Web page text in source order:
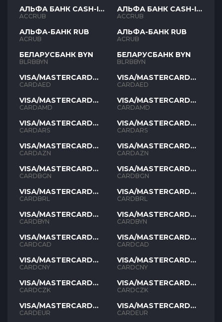
АЛЬФА БАНК CASH-IN
RUB
ACCRUB
АЛЬФА-БАНК RUB
ACRUB
БЕЛАРУСБАНК BYN
BLRBBYN
VISA/MASTERCARD
AED
CARDAED
VISA/MASTERCARD
AMD
CARDAMD
VISA/MASTERCARD
ARS
CARDARS
VISA/MASTERCARD
AZN
CARDAZN
VISA/MASTERCARD
BGN
CARDBGN
VISA/MASTERCARD
BRL
CARDBRL
VISA/MASTERCARD
BYN
CARDBYN
VISA/MASTERCARD
CAD
CARDCAD
VISA/MASTERCARD
CNY
CARDCNY
VISA/MASTERCARD
CZK
CARDCZK
VISA/MASTERCARD
EUR
CARDEUR
АЛЬФА БАНК CASH-IN
RUB
ACCRUB
АЛЬФА-БАНК RUB
ACRUB
БЕЛАРУСБАНК BYN
BLRBBYN
VISA/MASTERCARD
AED
CARDAED
VISA/MASTERCARD
AMD
CARDAMD
VISA/MASTERCARD
ARS
CARDARS
VISA/MASTERCARD
AZN
CARDAZN
VISA/MASTERCARD
BGN
CARDBGN
VISA/MASTERCARD
BRL
CARDBRL
VISA/MASTERCARD
BYN
CARDBYN
VISA/MASTERCARD
CAD
CARDCAD
VISA/MASTERCARD
CNY
CARDCNY
VISA/MASTERCARD
CZK
CARDCZK
VISA/MASTERCARD
EUR
CARDEUR